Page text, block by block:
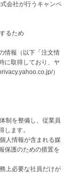
会社が行うキャンペ
るため
情報（以下「注文情
に取得しており、ヤ
）
制を整備し、従業員
ます。
人情報が含まれる媒
保護のための措置を
上必要な社員だけが